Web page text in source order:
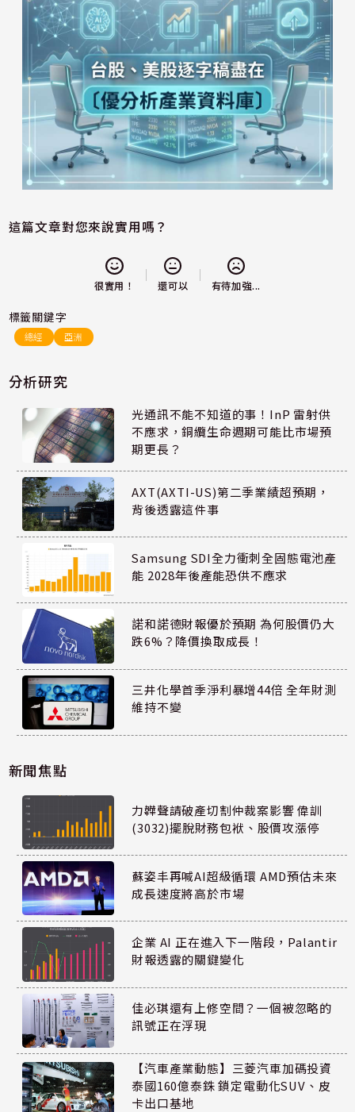
這篇文章對您來說實用嗎？
很實用！ 還可以 有待加強...
標籤關鍵字
總經 亞洲
分析研究
光通訊不能不知道的事！InP 雷射供
不應求，銅纜生命週期可能比市場預
期更長？
AXT(AXTI-US)第二季業績超預期，
背後透露這件事
Samsung SDI全力衝刺全固態電池產
能 2028年後產能恐供不應求
諾和諾德財報優於預期 為何股價仍大
跌6%？降價換取成長！
三井化學首季淨利暴增44倍 全年財測
維持不變
新聞焦點
力韡聲請破產切割仲裁案影響 偉訓
(3032)擺脫財務包袱、股價攻漲停
蘇姿丰再喊AI超級循環 AMD預估未來
成長速度將高於市場
企業 AI 正在進入下一階段，Palantir
財報透露的關鍵變化
佳必琪還有上修空間？一個被忽略的
訊號正在浮現
【汽車產業動態】三菱汽車加碼投資
泰國160億泰銖 鎖定電動化SUV、皮
卡出口基地